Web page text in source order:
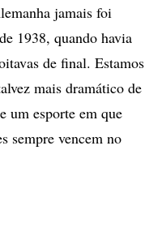
jamais foi
1938, quando havia
de final. Estamos
mais dramático de
um esporte em que
sempre vencem no